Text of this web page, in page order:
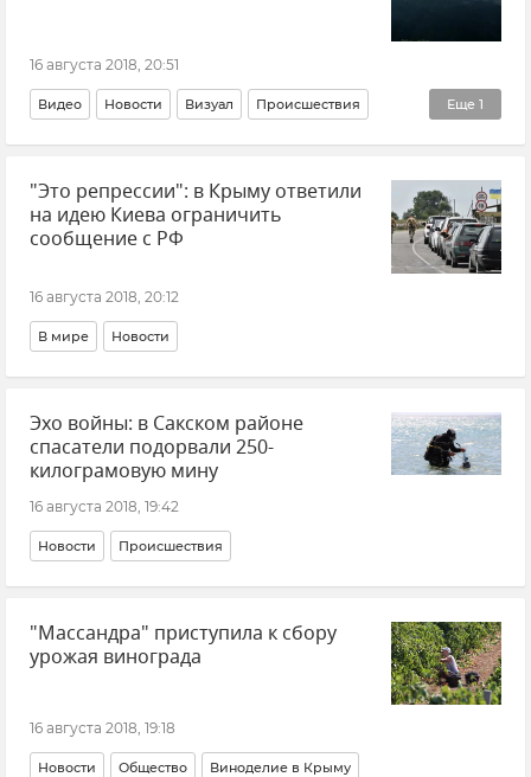
16 августа 2018, 20:51
Еще 1
Видео Новости Визуал Происшествия
Пожар в ущелье Уч-Кош
"Это репрессии": в Крыму ответили
на идею Киева ограничить
сообщение с РФ
16 августа 2018, 20:12
В мире Новости
Эхо войны: в Сакском районе
спасатели подорвали 250-
килограмовую мину
16 августа 2018, 19:42
Новости Происшествия
"Массандра" приступила к сбору
урожая винограда
16 августа 2018, 19:18
Новости Общество Виноделие в Крыму